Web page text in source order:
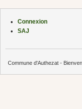
Connexion
SAJ
Commune d'Authezat -